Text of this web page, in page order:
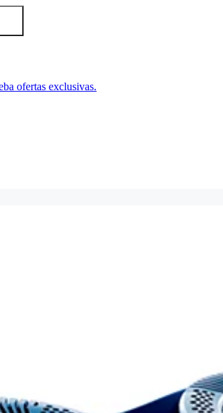
ofertas exclusivas.